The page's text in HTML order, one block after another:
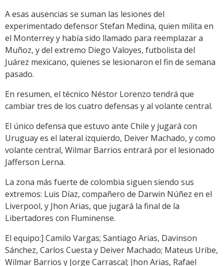
A esas ausencias se suman las lesiones del
experimentado defensor Stefan Medina, quien milita en
el Monterrey y había sido llamado para reemplazar a
Muñoz, y del extremo Diego Valoyes, futbolista del
Juárez mexicano, quienes se lesionaron el fin de semana
pasado.
En resumen, el técnico Néstor Lorenzo tendrá que
cambiar tres de los cuatro defensas y al volante central.
El único defensa que estuvo ante Chile y jugará con
Uruguay es el lateral izquierdo, Deiver Machado, y como
volante central, Wilmar Barrios entrará por el lesionado
Jafferson Lerna.
La zona más fuerte de colombia siguen siendo sus
extremos: Luis Díaz, compañero de Darwin Núñez en el
Liverpool, y Jhon Arias, que jugará la final de la
Libertadores con Fluminense.
El equipo:] Camilo Vargas; Santiago Arias, Davinson
Sánchez, Carlos Cuesta y Deiver Machado; Mateus Uribe,
Wilmar Barrios y Jorge Carrascal; Jhon Arias, Rafael